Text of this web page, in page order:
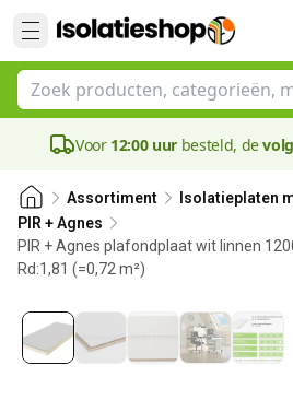
Voor 12:00 uur besteld, de
Assortiment
Isolatieplaten
PIR + Agnes
PIR + Agnes plafondplaat wit linnen
Rd:1,81 (=0,72 m²)